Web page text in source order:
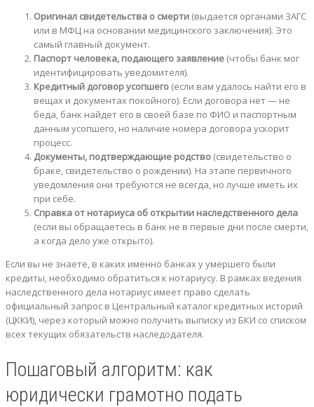
Оригинал свидетельства о смерти (выдается органами ЗАГС
или в МФЦ на основании медицинского заключения). Это
самый главный документ.
Паспорт человека, подающего заявление (чтобы банк мог
идентифицировать уведомителя).
Кредитный договор усопшего (если вам удалось найти его в
вещах и документах покойного). Если договора нет — не
беда, банк найдет его в своей базе по ФИО и паспортным
данным усопшего, но наличие номера договора ускорит
процесс.
Документы, подтверждающие родство (свидетельство о
браке, свидетельство о рождении). На этапе первичного
уведомления они требуются не всегда, но лучше иметь их
при себе.
Справка от нотариуса об открытии наследственного дела
(если вы обращаетесь в банк не в первые дни после смерти,
а когда дело уже открыто).
Если вы не знаете, в каких именно банках у умершего были
кредиты, необходимо обратиться к нотариусу. В рамках ведения
наследственного дела нотариус имеет право сделать
официальный запрос в Центральный каталог кредитных историй
(ЦККИ), через который можно получить выписку из БКИ со списком
всех текущих обязательств наследодателя.
Пошаговый алгоритм: как
юридически грамотно подать